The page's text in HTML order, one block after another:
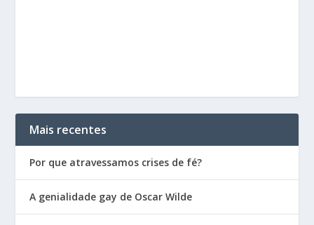
Mais recentes
Por que atravessamos crises de fé?
A genialidade gay de Oscar Wilde